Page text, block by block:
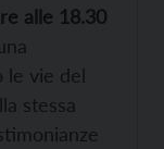
alle 18.30
le vie del
stessa